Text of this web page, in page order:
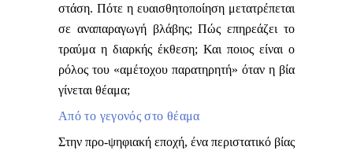
στάση. Πότε η ευαισθητοποίηση μετατρέπεται
σε αναπαραγωγή βλάβης; Πώς επηρεάζει το
τραύμα η διαρκής έκθεση; Και ποιος είναι ο
ρόλος του «αμέτοχου παρατηρητή» όταν η βία
γίνεται θέαμα;
Από το γεγονός στο θέαμα
Στην προ-ψηφιακή εποχή, ένα περιστατικό βίας